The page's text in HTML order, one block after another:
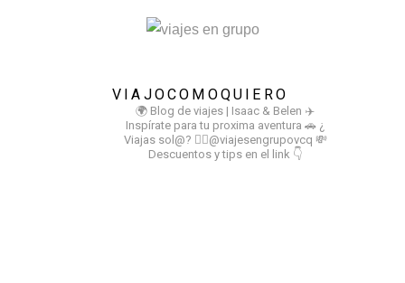
VIAJOCOMOQUIERO
🌍 Blog de viajes | Isaac & Belen ✈️
Inspírate para tu proxima aventura 🚗 ¿
Viajas sol@? 👉🏻@viajesengrupovcq 💸
Descuentos y tips en el link 👇